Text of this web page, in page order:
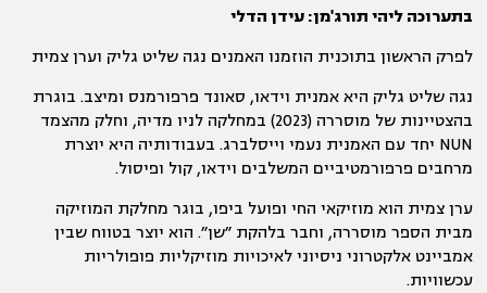
בתערוכה ליהי תורג'מן: עידן הדלי
לפרק הראשון בתוכנית הוזמנו האמנים נגה שליט גליק וערן צמית
נגה שליט גליק היא אמנית וידאו, סאונד פרפורמנס ומיצב. בוגרת
בהצטיינות של מוסררה (2023) במחלקה לניו מדיה, וחלק מהצמד
NUN יחד עם האמנית נעמי וייסלברג. בעבודותיה היא יוצרת
מרחבים פרפורמטיביים המשלבים וידאו, קול ופיסול.
ערן צמית הוא מוזיקאי החי ופועל ביפו, בוגר מחלקת המוזיקה
מבית הספר מוסררה, וחבר בלהקת ״שן״. הוא יוצר בטווח שבין
אמביינט אלקטרוני ניסיוני לאיכויות מוזיקליות פופולריות
עכשוויות.